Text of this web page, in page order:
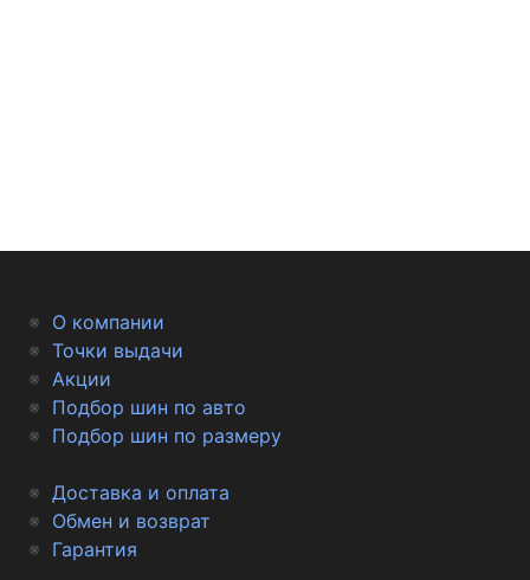
О компании
Точки выдачи
Акции
Подбор шин по авто
Подбор шин по размеру
Доставка и оплата
Обмен и возврат
Гарантия